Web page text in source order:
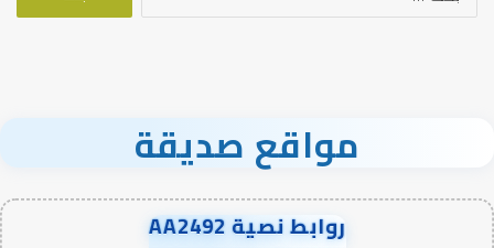
مواقع صديقة
روابط نصية AA2492